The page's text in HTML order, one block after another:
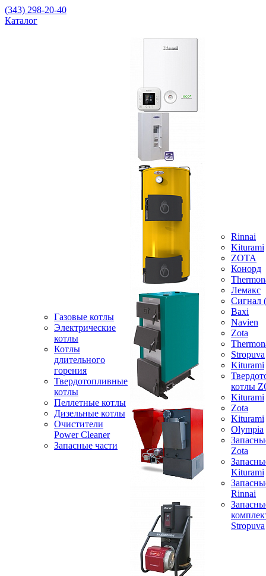
(343) 298-20-40
Каталог
Газовые котлы
Электрические
котлы
Котлы
длительного
горения
Твердотопливные
котлы
Пеллетные котлы
Дизельные котлы
Очистители
Power Cleaner
Запасные части
Rinnai
Kiturami
ZOTA
Конорд
Лемакс
Baxi
Navien
Zota
Stropuva
Kiturami
котлы
Kiturami
Zota
Kiturami
Olympia
Zota
Kiturami
Rinnai
Stropuva